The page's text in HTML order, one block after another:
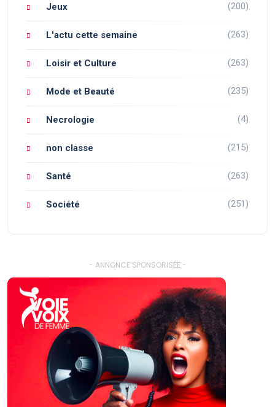
Jeux (200)
L'actu cette semaine (263)
Loisir et Culture (263)
Mode et Beauté (235)
Necrologie (4)
non classe (215)
Santé (263)
Société (251)
- ANNONCE SPONSORISÉE -